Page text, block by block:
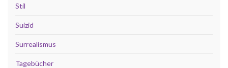
Stil
Suizid
Surrealismus
Tagebücher